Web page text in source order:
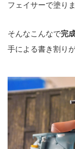
フェイサーで塗り
そんなこんなで完
手による書き割り